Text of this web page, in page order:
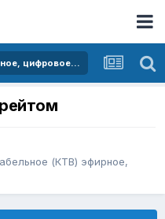
Телевидение: кабельное (КТВ) эфирное, цифровое (DVB), IPTV и OTT
(КТВ) эфирное,